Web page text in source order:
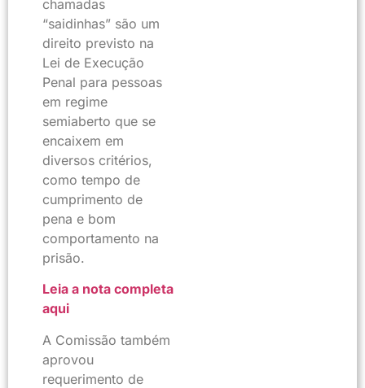
chamadas
“saidinhas” são um
direito previsto na
Lei de Execução
Penal para pessoas
em regime
semiaberto que se
encaixem em
diversos critérios,
como tempo de
cumprimento de
pena e bom
comportamento na
prisão.
Leia a nota completa
aqui
A Comissão também
aprovou
requerimento de